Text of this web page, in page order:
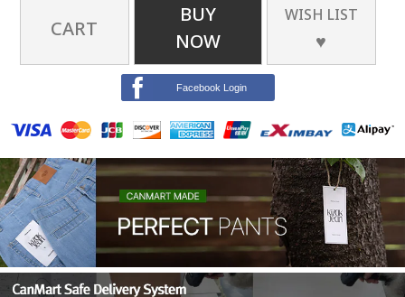
CART
BUY
NOW
WISH LIST
♥
Facebook Login